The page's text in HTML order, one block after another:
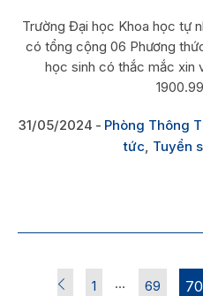
Trường Đại học Khoa học tự
có tổng cộng 06 Phương
học sinh có thắc mắc xin
31/05/2024 Phòng Thông
tức Tuyển
1 … 69 70